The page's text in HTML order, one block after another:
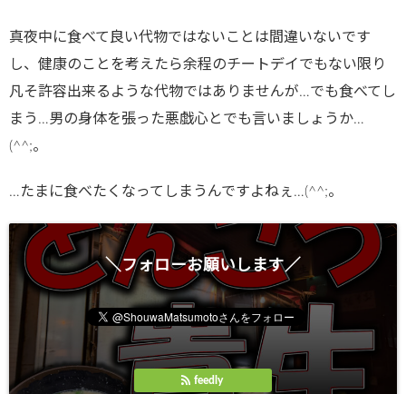
真夜中に食べて良い代物ではないことは間違いないです
し、健康のことを考えたら余程のチートデイでもない限り
凡そ許容出来るような代物ではありませんが…でも食べてし
まう…男の身体を張った悪戯心とでも言いましょうか…
(^^;。
…たまに食べたくなってしまうんですよねぇ…(^^;。
＼フォローお願いします／
feedly